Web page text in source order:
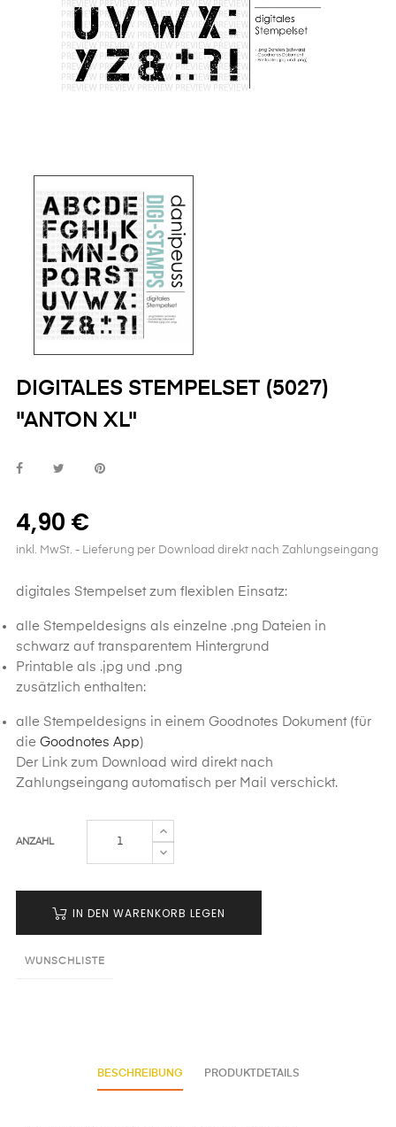
DIGITALES STEMPELSET (5027)
"ANTON XL"
4,90 €
inkl. MwSt. - Lieferung per Download direkt nach Zahlungseingang
digitales Stempelset zum flexiblen Einsatz:
alle Stempeldesigns als einzelne .png Dateien in
schwarz auf transparentem Hintergrund
Printable als .jpg und .png
zusätzlich enthalten:
alle Stempeldesigns in einem Goodnotes Dokument (für
die Goodnotes App)
Der Link zum Download wird direkt nach
Zahlungseingang automatisch per Mail verschickt.
ANZAHL
IN DEN WARENKORB LEGEN
WUNSCHLISTE
BESCHREIBUNG PRODUKTDETAILS